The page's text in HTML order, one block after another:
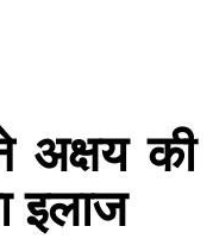
अक्षय की
इलाज